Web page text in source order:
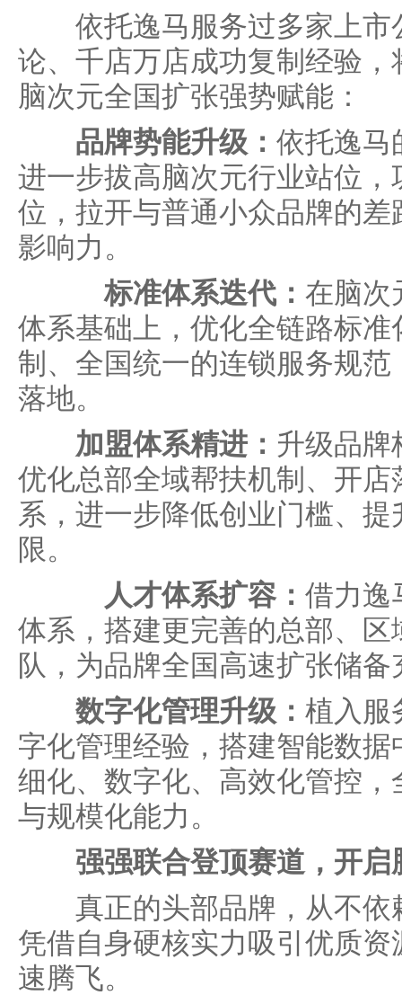
依托逸马服务过多家上市
论、千店万店成功复制经验
脑次元全国扩张强势赋能：
品牌势能升级： 依托逸马
进一步拔高脑次元行业站位
位，拉开与普通小众品牌的
影响力。
标准体系迭代： 在脑次
体系基础上，优化全链路标
制、全国统一的连锁服务规
落地。
加盟体系精进： 升级品牌
优化总部全域帮扶机制、开
系，进一步降低创业门槛、
限。
人才体系扩容： 借力逸
体系，搭建更完善的总部、
队，为品牌全国高速扩张储
数字化管理升级： 植入服
字化管理经验，搭建智能数
细化、数字化、高效化管控
与规模化能力。
强强联合登顶赛道，开
真正的头部品牌，从不依
凭借自身硬核实力吸引优质
速腾飞。